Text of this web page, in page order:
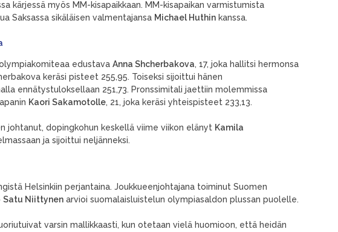
kärjessä myös MM-kisapaikkaan. MM-kisapaikan varmistumista
Saksassa sikäläisen valmentajansa Michael Huthin kanssa.
edustava Anna Shcherbakova, 17, joka hallitsi hermonsa
keräsi pisteet 255,95. Toiseksi sijoittui hänen
ennätystuloksellaan 251,73. Pronssimitali jaettiin molemmissa
Kaori Sakamotolle, 21, joka keräsi yhteispisteet 233,13.
johtanut, dopingkohun keskellä viime viikon elänyt Kamila
ja sijoittui neljänneksi.
Helsinkiin perjantaina. Joukkueenjohtajana toiminut Suomen
Satu Niittynen arvioi suomalaisluistelun olympiasaldon plussan puolelle.
varsin mallikkaasti, kun otetaan vielä huomioon, että heidän